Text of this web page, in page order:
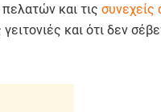
και τις
και ότι δεν